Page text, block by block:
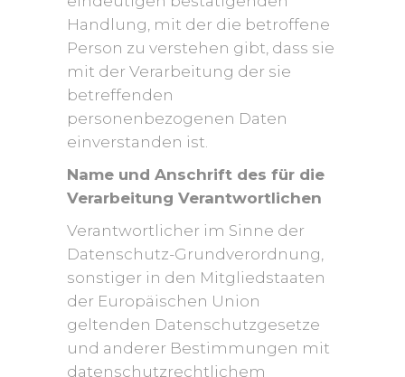
Handlung, mit der die betroffene
Person zu verstehen gibt, dass sie
mit der Verarbeitung der sie
betreffenden
personenbezogenen Daten
einverstanden ist.
Name und Anschrift des für die
Verarbeitung Verantwortlichen
Verantwortlicher im Sinne der
Datenschutz-Grundverordnung,
sonstiger in den Mitgliedstaaten
der Europäischen Union
geltenden Datenschutzgesetze
und anderer Bestimmungen mit
datenschutzrechtlichem